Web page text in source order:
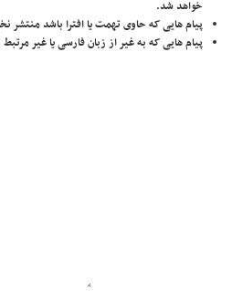
خواهد شد.
پیام هایی که حاوی تهمت یا افترا باشد منتشر
پیام هایی که به غیر از زبان فارسی یا غیر